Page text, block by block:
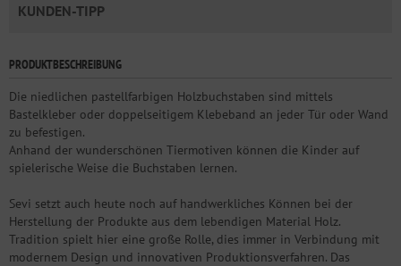
KUNDEN-TIPP
PRODUKTBESCHREIBUNG
Die niedlichen pastellfarbigen Holzbuchstaben sind mittels
Bastelkleber oder doppelseitigem Klebeband an jeder Tür oder Wand
zu befestigen.
Anhand der wunderschönen Tiermotiven können die Kinder auf
spielerische Weise die Buchstaben lernen.
Sevi setzt auch heute noch auf handwerkliches Können bei der
Herstellung der Produkte aus dem lebendigen Material Holz.
Tradition spielt hier eine große Rolle, dies immer in Verbindung mit
modernem Design und innovativen Produktionsverfahren. Das